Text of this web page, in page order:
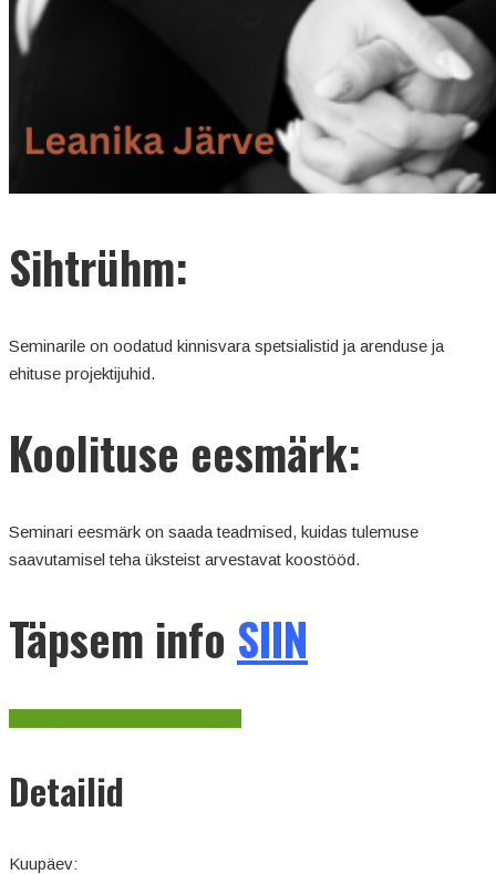
Sihtrühm:
Seminarile on oodatud kinnisvara spetsialistid ja arenduse ja
ehituse projektijuhid.
Koolituse eesmärk:
Seminari eesmärk on saada teadmised, kuidas tulemuse
saavutamisel teha üksteist arvestavat koostööd.
Täpsem info SIIN
Detailid
Kuupäev: